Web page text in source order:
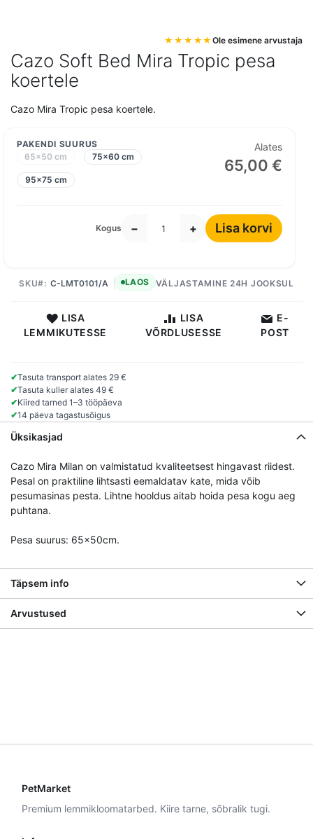
Cazo Soft Bed Mira Tropic pesa
koertele
Ole esimene arvustaja
Cazo Mira Tropic pesa koertele.
Alates
65,00 €
PAKENDI SUURUS
65x50 cm
75x60 cm
95x75 cm
Kogus − + Lisa korvi
VÄLJASTAMINE 24H JOOKSUL
SKU C-LMT0101/A LAOS
LISA
LEMMIKUTESSE
LISA
VÕRDLUSESSE
E-
POST
✔Tasuta transport alates 29 €
✔Tasuta kuller alates 49 €
✔Kiired tarned 1–3 tööpäeva
✔14 päeva tagastusõigus
pildigalerii
algusesse
Üksikasjad
Cazo Mira Milan on valmistatud kvaliteetsest hingavast riidest.
Pesal on praktiline lihtsasti eemaldatav kate, mida võib
pesumasinas pesta. Lihtne hooldus aitab hoida pesa kogu aeg
puhtana.
Pesa suurus: 65x50cm.
Täpsem info
Arvustused
PetMarket
Premium lemmikloomatarbed. Kiire tarne, sõbralik tugi.